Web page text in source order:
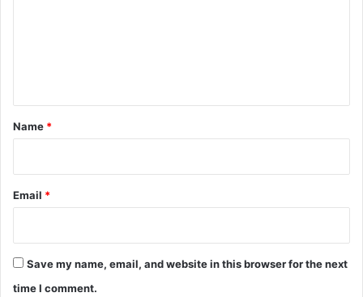
*
Name *
Email *
Save my name, email, and website in this browser for the next
time I comment.